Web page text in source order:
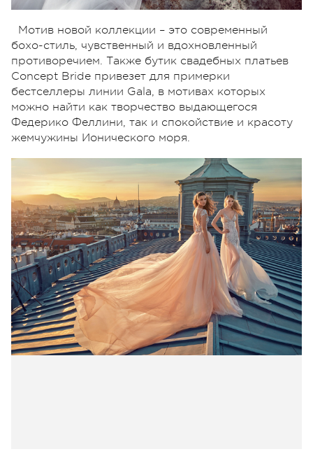
Мотив новой коллекции – это современный
бохо-стиль, чувственный и вдохновленный
противоречием. Также бутик свадебных платьев
Concept Bride привезет для примерки
бестселлеры линии Gala, в мотивах которых
можно найти как творчество выдающегося
Федерико Феллини, так и спокойствие и красоту
жемчужины Ионического моря.